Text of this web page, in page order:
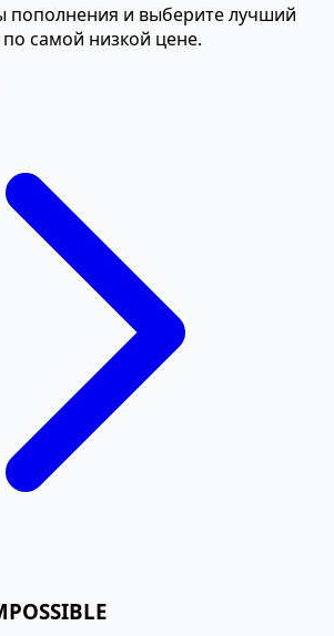
пополнения и выберите лучший
самой низкой цене.